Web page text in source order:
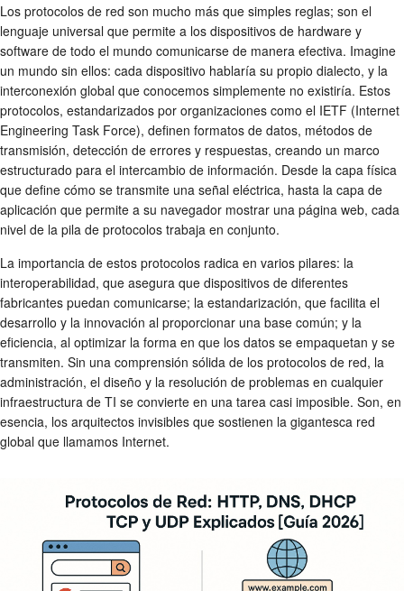
Los protocolos de red son mucho más que simples reglas; son el
lenguaje universal que permite a los dispositivos de hardware y
software de todo el mundo comunicarse de manera efectiva. Imagine
un mundo sin ellos: cada dispositivo hablaría su propio dialecto, y la
interconexión global que conocemos simplemente no existiría. Estos
protocolos, estandarizados por organizaciones como el IETF (Internet
Engineering Task Force), definen formatos de datos, métodos de
transmisión, detección de errores y respuestas, creando un marco
estructurado para el intercambio de información. Desde la capa física
que define cómo se transmite una señal eléctrica, hasta la capa de
aplicación que permite a su navegador mostrar una página web, cada
nivel de la pila de protocolos trabaja en conjunto.
La importancia de estos protocolos radica en varios pilares: la
interoperabilidad, que asegura que dispositivos de diferentes
fabricantes puedan comunicarse; la estandarización, que facilita el
desarrollo y la innovación al proporcionar una base común; y la
eficiencia, al optimizar la forma en que los datos se empaquetan y se
transmiten. Sin una comprensión sólida de los protocolos de red, la
administración, el diseño y la resolución de problemas en cualquier
infraestructura de TI se convierte en una tarea casi imposible. Son, en
esencia, los arquitectos invisibles que sostienen la gigantesca red
global que llamamos Internet.